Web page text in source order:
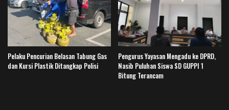
Pelaku Pencurian Belasan Tabung Gas
dan Kursi Plastik Ditangkap Polisi
Pengurus Yayasan Mengadu ke DPRD,
Nasib Puluhan Siswa SD GUPPI 1
Bitung Terancam